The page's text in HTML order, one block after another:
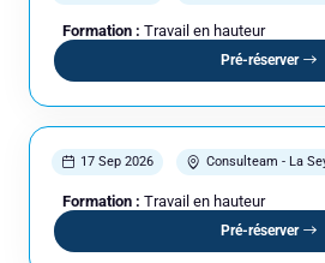
Formation : Travail en hauteur
Pré-réserver
17 Sep 2026 Consulteam - La
Formation : Travail en hauteur
Pré-réserver